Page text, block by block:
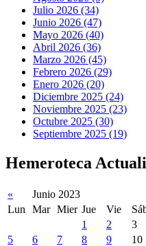
Julio 2026 (34)
Junio 2026 (47)
Mayo 2026 (40)
Abril 2026 (36)
Marzo 2026 (45)
Febrero 2026 (29)
Enero 2026 (20)
Diciembre 2025 (24)
Noviembre 2025 (23)
Octubre 2025 (30)
Septiembre 2025 (19)
Hemeroteca
« Junio 2023
Lun
Mar Mier Jue Vie
1
2 3
5
6 7 8 9 10